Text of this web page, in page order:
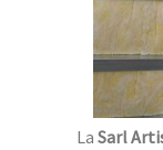
La Sarl